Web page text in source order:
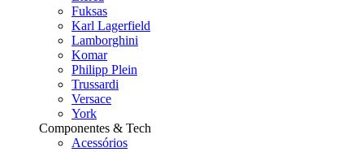
Fuksas
Karl Lagerfield
Lamborghini
Komar
Philipp Plein
Trussardi
Versace
York
Componentes & Tech
Acessórios